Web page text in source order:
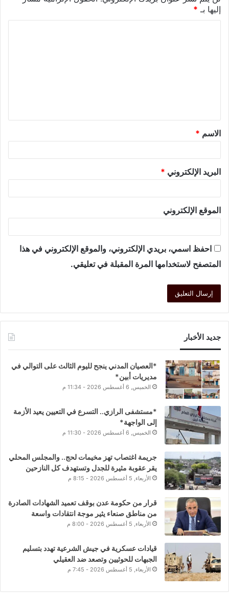
إليها بـ *
الاسم *
البريد الإلكتروني *
الموقع الإلكتروني
احفظ اسمي، بريدي الإلكتروني، والموقع الإلكتروني في هذا
المتصفح لاستخدامها المرة المقبلة في تعليقي.
جديد الأخبار
*العصيان المدني ينجح لليوم الثالث على التوالي في
مديريات أبين*
الخميس, 6 أغسطس 2026 - 11:34 م
*مستشفى الرازي.. التسرع في التعيين يعيد الأزمة
إلى الواجهة*
الخميس, 6 أغسطس 2026 - 11:30 م
جريمة اغتصاب تهز مخيمات لحج.. والمجلس المحلي
يقر عقوبة مثيرة للجدل وتستهدف كل النازحين
الأربعاء, 5 أغسطس 2026 - 8:15 م
قرار من حكومة عدن بوقف تعميد الشهادات الصادرة
من مناطق صنعاء يثير موجة انتقادات واسعة
الأربعاء, 5 أغسطس 2026 - 8:00 م
قيادات عسكرية في جيش الشرعية تهدد بتسليم
الجبهات للحوثيين وتصعد ضد العقيلي
الأربعاء, 5 أغسطس 2026 - 7:45 م